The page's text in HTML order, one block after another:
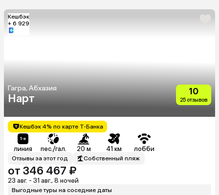
Кешбэк
+ 6 929
Гагра, Абхазия
Нарт
10
25 отзывов
Кешбэк 4% по карте Т-Банка
линия пес./гал. 20 м 41 км лобби
Отзывы за этот год Собственный пляж
от 346 467 ₽
23 авг. - 31 авг., 8 ночей
Выгодные туры на соседние даты